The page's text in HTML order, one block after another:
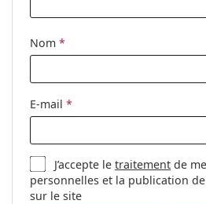
Catégorie:
Lunettes de
Marque:
Carrera
Code:
Nom *
E-mail *
J’accepte letraitement de
personnelles et la publication
sur le site